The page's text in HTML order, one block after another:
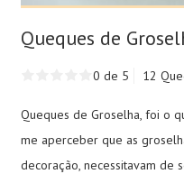
Queques de
0 de 5 12
Queques de Groselha, foi o
me aperceber que as
decoração, necessitavam de